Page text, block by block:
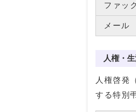
ファッ
メール
人権・
人権啓発
する特別